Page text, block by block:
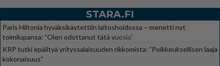
STARA.FI
Paris Hiltonia hyväksikäytettiin laitoshoidossa – menetti nyt
toimilupansa: ”Olen odottanut tätä vuosia”
KRP tutki epäiltyä yrityssalaisuuden rikkomista: ”Poikkeuksellisen laaja
kokonaisuus”